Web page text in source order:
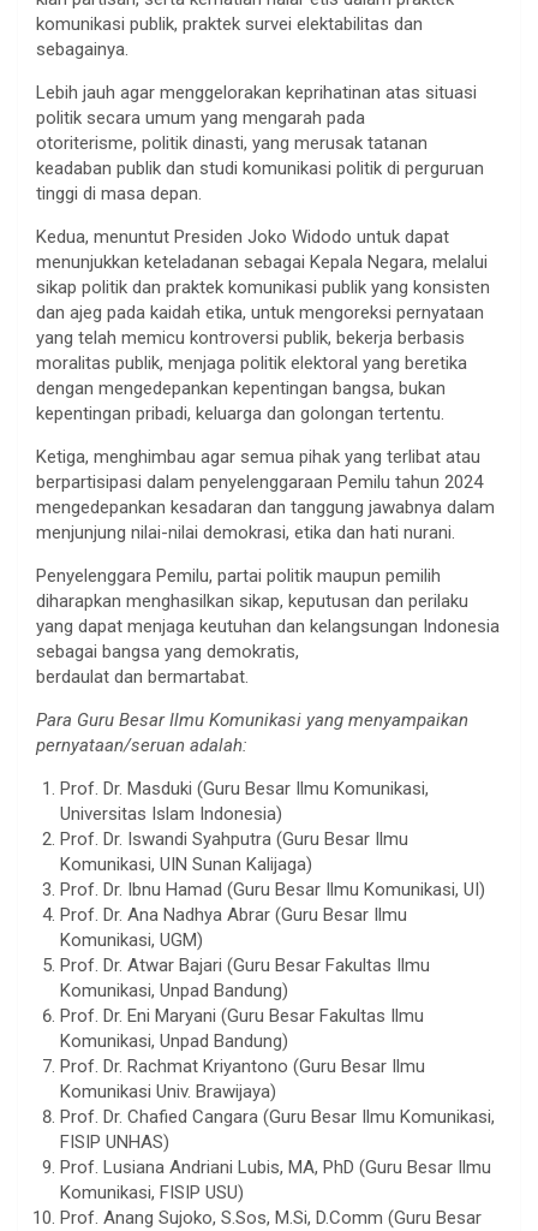
komunikasi publik, praktek survei elektabilitas dan
sebagainya.
Lebih jauh agar menggelorakan keprihatinan atas situasi
politik secara umum yang mengarah pada
otoriterisme, politik dinasti, yang merusak tatanan
keadaban publik dan studi komunikasi politik di perguruan
tinggi di masa depan.
Kedua, menuntut Presiden Joko Widodo untuk dapat
menunjukkan keteladanan sebagai Kepala Negara, melalui
sikap politik dan praktek komunikasi publik yang konsisten
dan ajeg pada kaidah etika, untuk mengoreksi pernyataan
yang telah memicu kontroversi publik, bekerja berbasis
moralitas publik, menjaga politik elektoral yang beretika
dengan mengedepankan kepentingan bangsa, bukan
kepentingan pribadi, keluarga dan golongan tertentu.
Ketiga, menghimbau agar semua pihak yang terlibat atau
berpartisipasi dalam penyelenggaraan Pemilu tahun 2024
mengedepankan kesadaran dan tanggung jawabnya dalam
menjunjung nilai-nilai demokrasi, etika dan hati nurani.
Penyelenggara Pemilu, partai politik maupun pemilih
diharapkan menghasilkan sikap, keputusan dan perilaku
yang dapat menjaga keutuhan dan kelangsungan Indonesia
sebagai bangsa yang demokratis,
berdaulat dan bermartabat.
Para Guru Besar Ilmu Komunikasi yang menyampaikan
pernyataan/seruan adalah:
Prof. Dr. Masduki (Guru Besar Ilmu Komunikasi,
Universitas Islam Indonesia)
Prof. Dr. Iswandi Syahputra (Guru Besar Ilmu
Komunikasi, UIN Sunan Kalijaga)
Prof. Dr. Ibnu Hamad (Guru Besar Ilmu Komunikasi, UI)
Prof. Dr. Ana Nadhya Abrar (Guru Besar Ilmu
Komunikasi, UGM)
Prof. Dr. Atwar Bajari (Guru Besar Fakultas Ilmu
Komunikasi, Unpad Bandung)
Prof. Dr. Eni Maryani (Guru Besar Fakultas Ilmu
Komunikasi, Unpad Bandung)
Prof. Dr. Rachmat Kriyantono (Guru Besar Ilmu
Komunikasi Univ. Brawijaya)
Prof. Dr. Chafied Cangara (Guru Besar Ilmu Komunikasi,
FISIP UNHAS)
Prof. Lusiana Andriani Lubis, MA, PhD (Guru Besar Ilmu
Komunikasi, FISIP USU)
Prof. Anang Sujoko, S.Sos, M.Si, D.Comm (Guru Besar